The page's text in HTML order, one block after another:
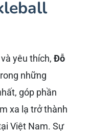
yêu thích, Đỗ
những
góp phần
xa lạ trở thành
Việt Nam. Sự